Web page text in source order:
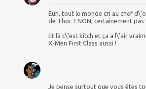
Euh, tout le monde cri au chef
de Thor ? NON, certainement pas !
Et là c\'est kitch et ça a l\'air
X-Men First Class aussi !
Je pense surtout que vous êtes